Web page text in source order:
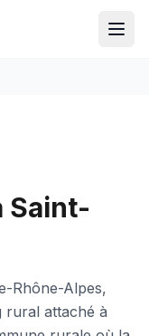
Saint-
Rhône-Alpes,
rural attaché à